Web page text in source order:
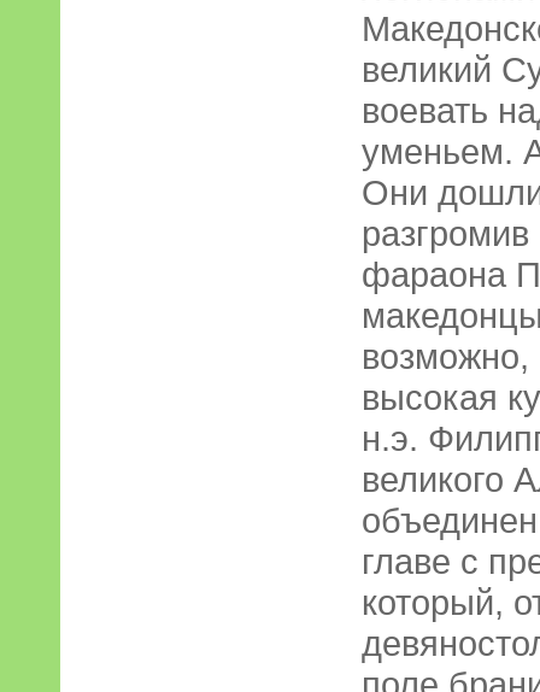
великий
воевать
уменьем.
Они
фараона
возможно,
высокая
н.э.
великого
главе с
который,